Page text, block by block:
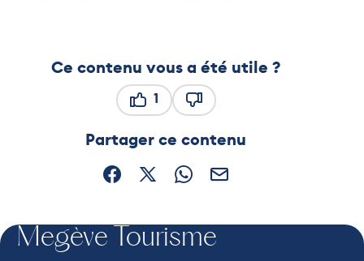
Ce contenu vous a été utile ?
1
Partager ce contenu
Partager sur Facebook (nouvelle fenêtre)
Partager sur X / Twitter (nouvelle
Partager sur WhatsApp
Partager par mail
Megève Tourisme